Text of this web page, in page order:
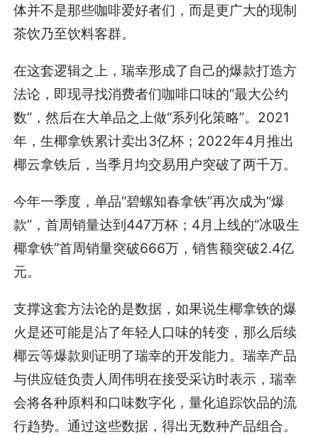
体并不是那些咖啡爱好者们，而是更广大的现制
茶饮乃至饮料客群。
在这套逻辑之上，瑞幸形成了自己的爆款打造方
法论，即现寻找消费者们咖啡口味的“最大公约
数”，然后在大单品之上做“系列化策略”。2021
年，生椰拿铁累计卖出3亿杯；2022年4月推出
椰云拿铁后，当季月均交易用户突破了两千万。
今年一季度，单品“碧螺知春拿铁”再次成为“爆
款”，首周销量达到447万杯；4月上线的“冰吸生
椰拿铁”首周销量突破666万，销售额突破2.4亿
元。
支撑这套方法论的是数据，如果说生椰拿铁的爆
火是还可能是沾了年轻人口味的转变，那么后续
椰云等爆款则证明了瑞幸的开发能力。瑞幸产品
与供应链负责人周伟明在接受采访时表示，瑞幸
会将各种原料和口味数字化，量化追踪饮品的流
行趋势。通过这些数据，得出无数种产品组合。